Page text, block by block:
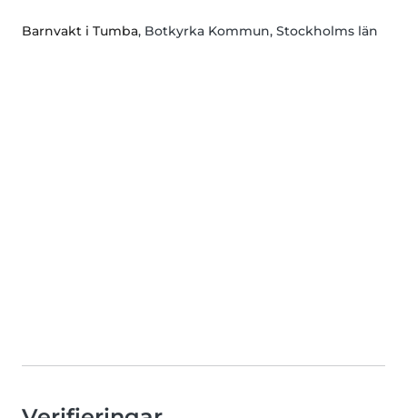
Barnvakt i Tumba, Botkyrka Kommun, Stockholms län